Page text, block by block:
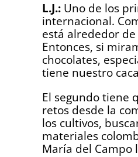
L.J.: Uno de los
internacional.
está alrededor
Entonces, si
chocolates,
tiene nuestro
El segundo tiene
retos desde la
los cultivos,
materiales
María del Campo